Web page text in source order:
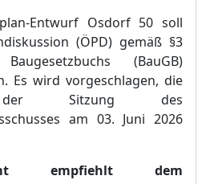
Entwurf Osdorf 50 soll
(ÖPD) gemäß §3
uchs (BauGB)
Es wird vorgeschlagen, die
Sitzung des
am 03. Juni 2026
empfiehlt dem